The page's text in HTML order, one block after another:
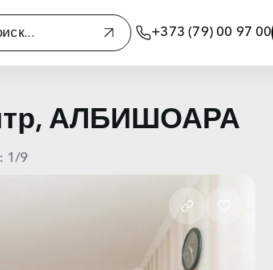
+373 (79) 00 97 00
АЛБИШОАРА
1/9